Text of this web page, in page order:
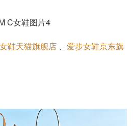
鞋天猫旗舰店 、 爱步女鞋京东旗